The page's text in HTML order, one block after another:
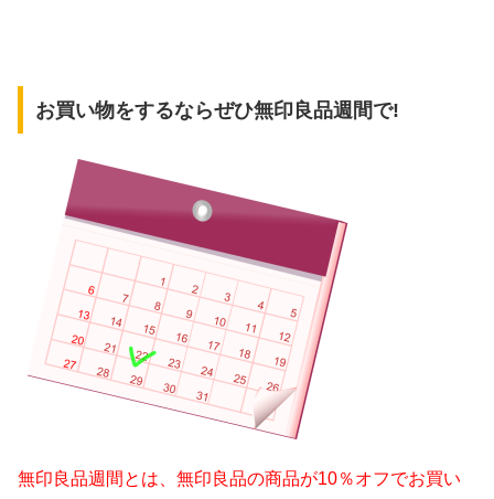
お買い物をするならぜひ無印良品週間で!
無印良品週間とは、無印良品の商品が10％オフでお買い